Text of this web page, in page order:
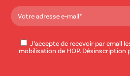
J’accepte de recevoir par email
mobilisation de HOP.